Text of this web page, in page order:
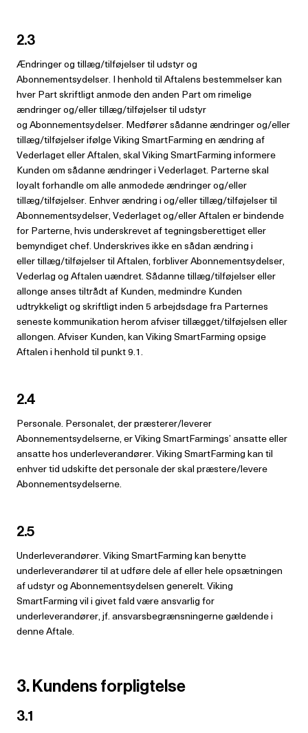
2.3
Ændringer og tillæg/tilføjelser til udstyr og
Abonnementsydelser. I henhold til Aftalens bestemmelser kan
hver Part skriftligt anmode den anden Part om rimelige
ændringer og/eller tillæg/tilføjelser til udstyr
og Abonnementsydelser. Medfører sådanne ændringer og/eller
tillæg/tilføjelser ifølge Viking SmartFarming en ændring af
Vederlaget eller Aftalen, skal Viking SmartFarming informere
Kunden om sådanne ændringer i Vederlaget. Parterne skal
loyalt forhandle om alle anmodede ændringer og/eller
tillæg/tilføjelser. Enhver ændring i og/eller tillæg/tilføjelser til
Abonnementsydelser, Vederlaget og/eller Aftalen er bindende
for Parterne, hvis underskrevet af tegningsberettiget eller
bemyndiget chef. Underskrives ikke en sådan ændring i
eller tillæg/tilføjelser til Aftalen, forbliver Abonnementsydelser,
Vederlag og Aftalen uændret. Sådanne tillæg/tilføjelser eller
allonge anses tiltrådt af Kunden, medmindre Kunden
udtrykkeligt og skriftligt inden 5 arbejdsdage fra Parternes
seneste kommunikation herom afviser tillægget/tilføjelsen eller
allongen. Afviser Kunden, kan Viking SmartFarming opsige
Aftalen i henhold til punkt 9.1.
2.4
Personale. Personalet, der præsterer/leverer
Abonnementsydelserne, er Viking SmartFarmings’ ansatte eller
ansatte hos underleverandører. Viking SmartFarming kan til
enhver tid udskifte det personale der skal præstere/levere
Abonnementsydelserne.
2.5
Underleverandører. Viking SmartFarming kan benytte
underleverandører til at udføre dele af eller heleopsætningen
af udstyr og Abonnementsydelsen generelt. Viking
SmartFarming vil i givet fald være ansvarlig for
underleverandører, jf. ansvarsbegrænsningerne gældende i
denne Aftale.
3. Kundens forpligtelse
3.1